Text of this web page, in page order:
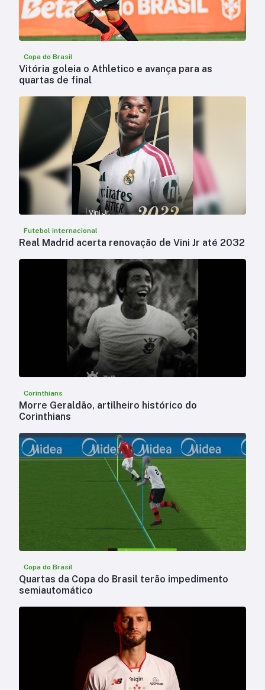
Copa do Brasil
Vitória goleia o Athletico e avança para as
quartas de final
Futebol internacional
Real Madrid acerta renovação de Vini Jr até 2032
Corinthians
Morre Geraldão, artilheiro histórico do
Corinthians
Copa do Brasil
Quartas da Copa do Brasil terão impedimento
semiautomático